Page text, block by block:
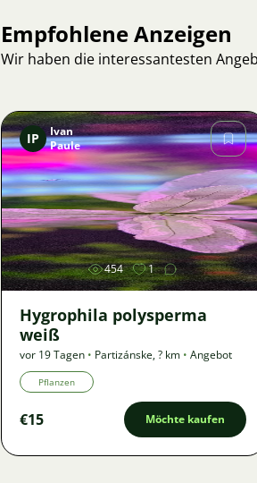
Empfohlene Anzeigen
Wir haben die interessantesten
Bild
IP
Ivan
Paule
454 1
Hygrophila polysperma
weiß
vor 19 Tagen • Partizánske,? km • Angebot
Pflanzen
€15 Möchte kaufen